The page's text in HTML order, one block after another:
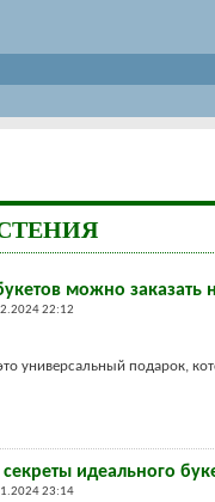
можно заказать
22:12
универсальный подарок,
идеального
23:14